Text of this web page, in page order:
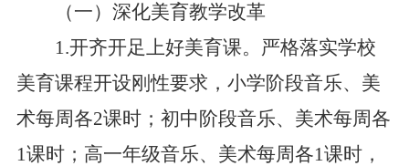
（一）深化美育教学改革
1.开齐开足上好美育课。严格落实学校
美育课程开设刚性要求，小学阶段音乐、美
术每周各2课时；初中阶段音乐、美术每周各
1课时；高一年级音乐、美术每周各1课时，